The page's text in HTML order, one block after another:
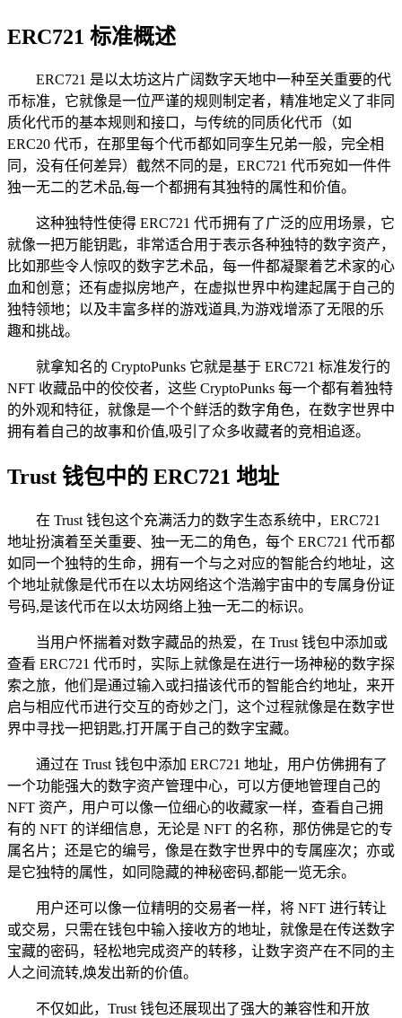
ERC721 标准概述
ERC721 是以太坊这片广阔数字天地中一种至关重要的代
币标准，它就像是一位严谨的规则制定者，精准地定义了非同
质化代币的基本规则和接口，与传统的同质化代币（如
ERC20 代币，在那里每个代币都如同孪生兄弟一般，完全相
同，没有任何差异）截然不同的是，ERC721 代币宛如一件件
独一无二的艺术品,每一个都拥有其独特的属性和价值。
这种独特性使得 ERC721 代币拥有了广泛的应用场景，它
就像一把万能钥匙，非常适合用于表示各种独特的数字资产，
比如那些令人惊叹的数字艺术品，每一件都凝聚着艺术家的心
血和创意；还有虚拟房地产，在虚拟世界中构建起属于自己的
独特领地；以及丰富多样的游戏道具,为游戏增添了无限的乐
趣和挑战。
就拿知名的 CryptoPunks 它就是基于 ERC721 标准发行的
NFT 收藏品中的佼佼者，这些 CryptoPunks 每一个都有着独特
的外观和特征，就像是一个个鲜活的数字角色，在数字世界中
拥有着自己的故事和价值,吸引了众多收藏者的竞相追逐。
Trust 钱包中的 ERC721 地址
在 Trust 钱包这个充满活力的数字生态系统中，ERC721
地址扮演着至关重要、独一无二的角色，每个 ERC721 代币都
如同一个独特的生命，拥有一个与之对应的智能合约地址，这
个地址就像是代币在以太坊网络这个浩瀚宇宙中的专属身份证
号码,是该代币在以太坊网络上独一无二的标识。
当用户怀揣着对数字藏品的热爱，在 Trust 钱包中添加或
查看 ERC721 代币时，实际上就像是在进行一场神秘的数字探
索之旅，他们是通过输入或扫描该代币的智能合约地址，来开
启与相应代币进行交互的奇妙之门，这个过程就像是在数字世
界中寻找一把钥匙,打开属于自己的数字宝藏。
通过在 Trust 钱包中添加 ERC721 地址，用户仿佛拥有了
一个功能强大的数字资产管理中心，可以方便地管理自己的
NFT 资产，用户可以像一位细心的收藏家一样，查看自己拥
有的 NFT 的详细信息，无论是 NFT 的名称，那仿佛是它的专
属名片；还是它的编号，像是在数字世界中的专属座次；亦或
是它独特的属性，如同隐藏的神秘密码,都能一览无余。
用户还可以像一位精明的交易者一样，将 NFT 进行转让
或交易，只需在钱包中输入接收方的地址，就像是在传送数字
宝藏的密码，轻松地完成资产的转移，让数字资产在不同的主
人之间流转,焕发出新的价值。
不仅如此，Trust 钱包还展现出了强大的兼容性和开放